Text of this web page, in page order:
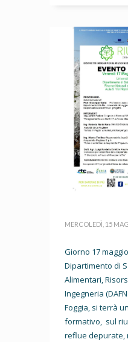
MERCOLEDÌ, 15
Giorno 17
Dipartimento di
Alimentari,
Ingegneria
Foggia, si terrà
formativo, sul
reflue depurate,